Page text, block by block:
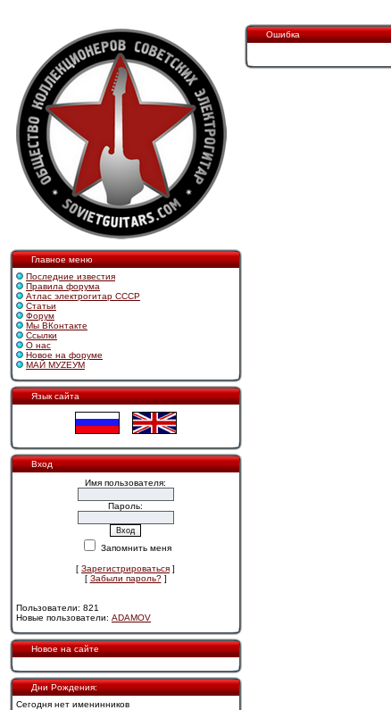
Главное меню
Последние известия
Правила форума
Атлас электрогитар СССР
Статьи
Форум
Мы ВКонтакте
Ссылки
О нас
Новое на форуме
МАЙ МУZЕУМ
Язык сайта
Вход
Имя пользователя:
Пароль:
Запомнить меня
[ Зарегистрироваться ]
[ Забыли пароль?]
Пользователи: 821
Новые пользователи: ADAMOV
Новое на сайте
Дни Рождения:
Сегодня нет именинников
Ошибка